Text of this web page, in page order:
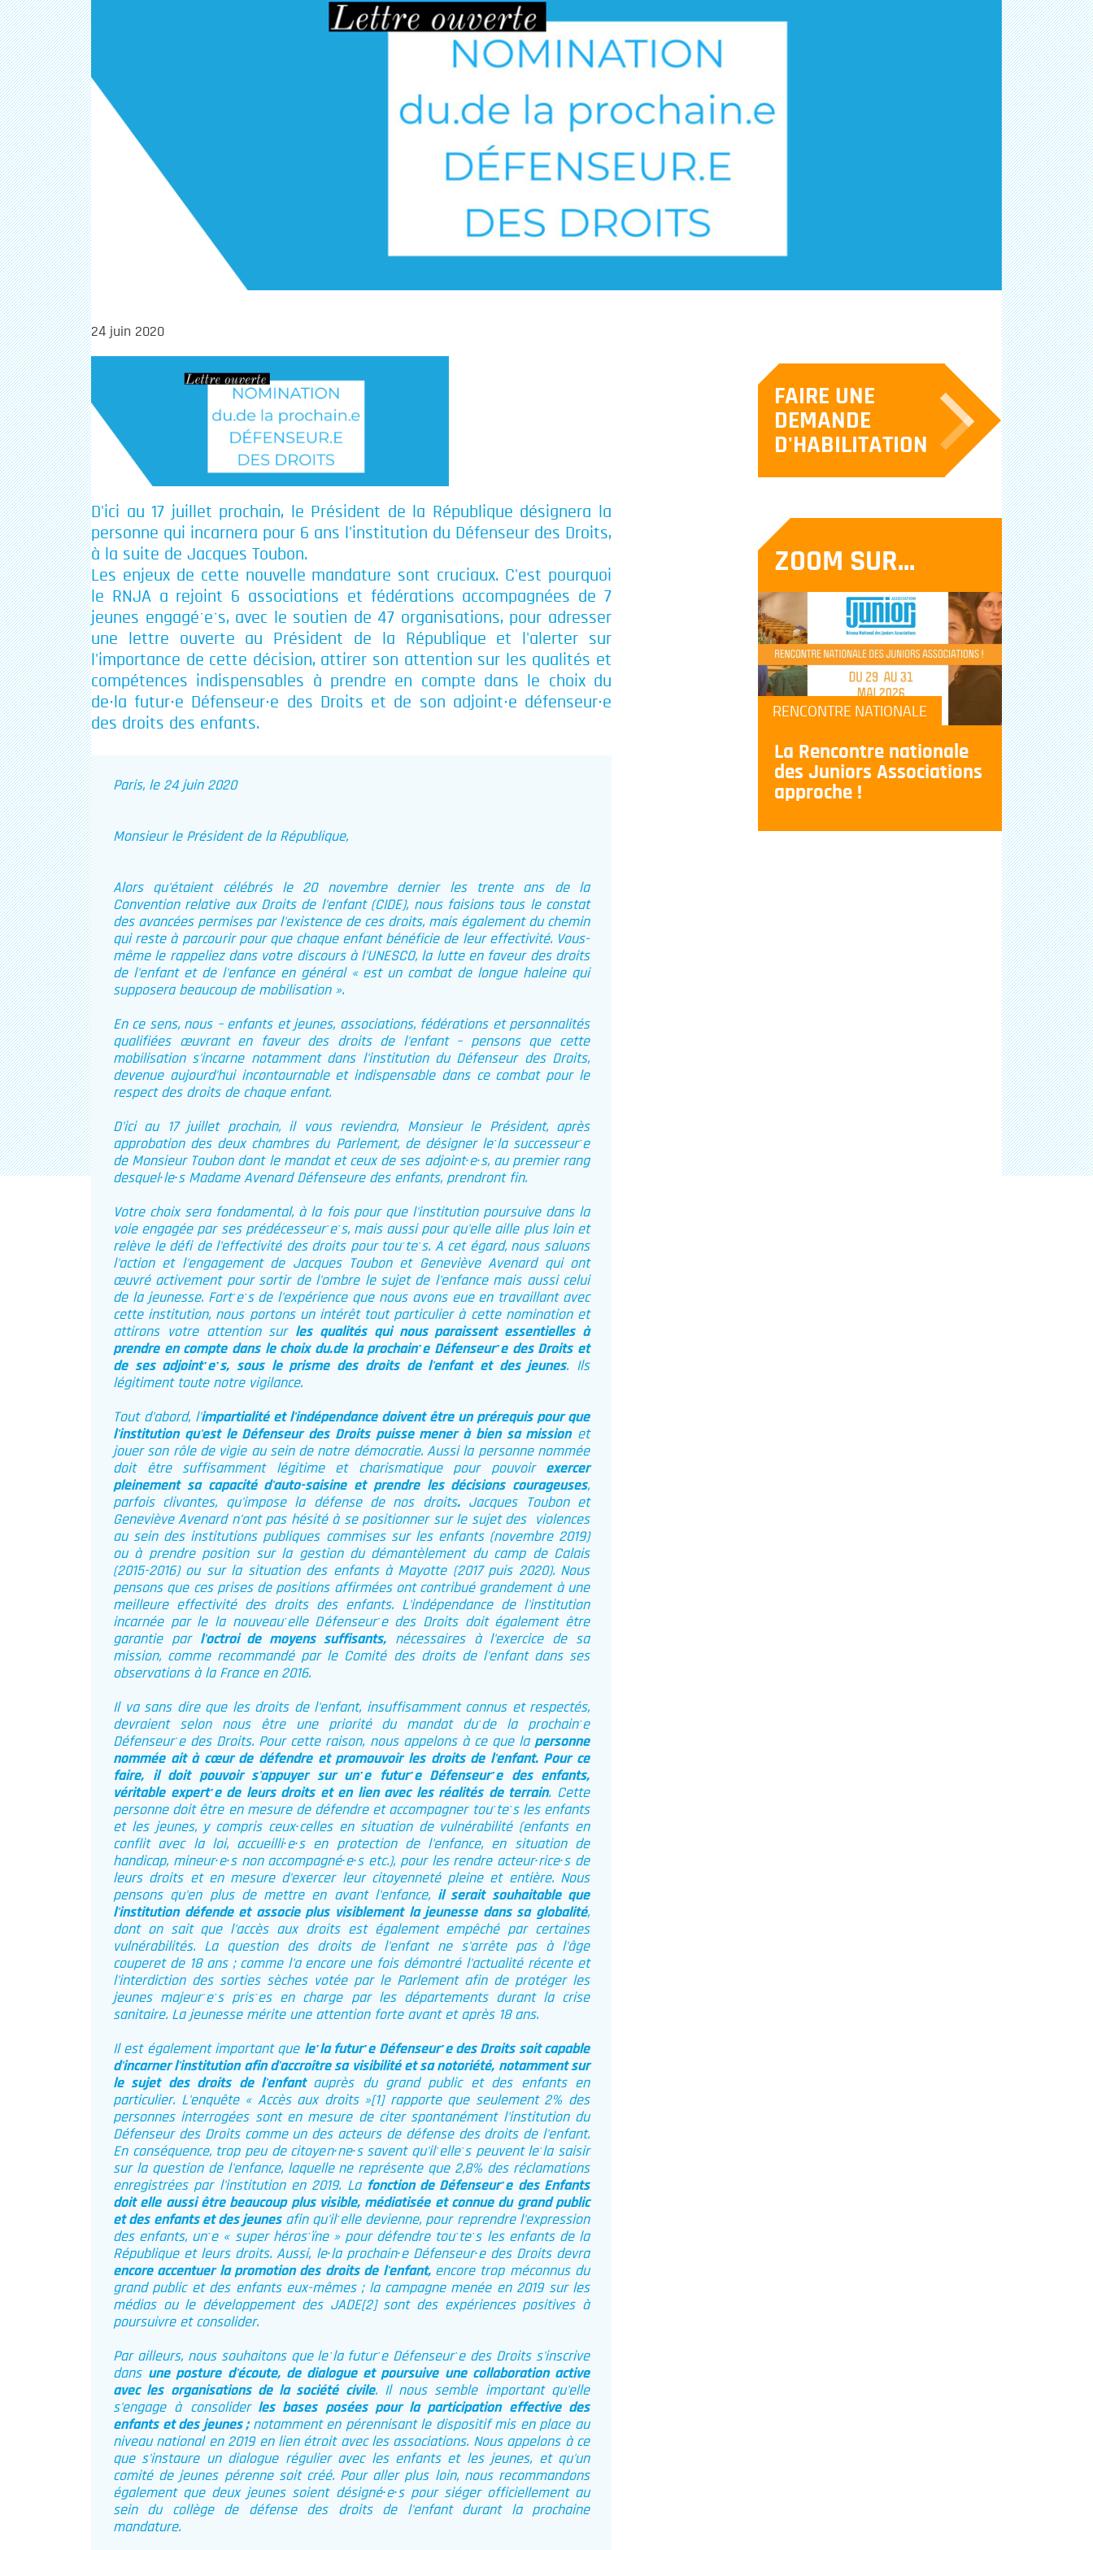
24 juin 2020
D'ici au 17 juillet prochain, le Président de la République désignera la
personne qui incarnera pour 6 ans l'institution du Défenseur des Droits,
à la suite de Jacques Toubon.
Les enjeux de cette nouvelle mandature sont cruciaux. C'est pourquoi
le RNJA a rejoint 6 associations et fédérations accompagnées de 7
jeunes engagéˑeˑs, avec le soutien de 47 organisations, pour adresser
une lettre ouverte au Président de la République et l'alerter sur
l'importance de cette décision, attirer son attention sur les qualités et
compétences indispensables à prendre en compte dans le choix du
de∙la futur∙e Défenseur∙e des Droits et de son adjoint∙e défenseur∙e
des droits des enfants.
Paris, le 24 juin 2020
Monsieur le Président de la République,
Alors qu'étaient célébrés le 20 novembre dernier les trente ans de la
Convention relative aux Droits de l'enfant (CIDE), nous faisions tous le constat
des avancées permises par l'existence de ces droits, mais également du chemin
qui reste à parcourir pour que chaque enfant bénéficie de leur effectivité. Vous-
même le rappeliez dans votre discours à l'UNESCO, la lutte en faveur des droits
de l'enfant et de l'enfance en général « est un combat de longue haleine qui
supposera beaucoup de mobilisation ».
En ce sens, nous – enfants et jeunes, associations, fédérations et personnalités
qualifiées œuvrant en faveur des droits de l'enfant – pensons que cette
mobilisation s'incarne notamment dans l'institution du Défenseur des Droits,
devenue aujourd'hui incontournable et indispensable dans ce combat pour le
respect des droits de chaque enfant.
D'ici au 17 juillet prochain, il vous reviendra, Monsieur le Président, après
approbation des deux chambres du Parlement, de désigner leˑla successeurˑe
de Monsieur Toubon dont le mandat et ceux de ses adjoint∙e∙s, au premier rang
desquel∙le∙s Madame Avenard Défenseure des enfants, prendront fin.
Votre choix sera fondamental, à la fois pour que l'institution poursuive dans la
voie engagée par ses prédécesseurˑeˑs, mais aussi pour qu'elle aille plus loin et
relève le défi de l'effectivité des droits pour touˑteˑs. A cet égard, nous saluons
l'action et l'engagement de Jacques Toubon et Geneviève Avenard qui ont
œuvré activement pour sortir de l'ombre le sujet de l'enfance mais aussi celui
de la jeunesse. Fortˑeˑs de l'expérience que nous avons eue en travaillant avec
cette institution, nous portons un intérêt tout particulier à cette nomination et
attirons votre attention sur les qualités qui nous paraissent essentielles à
prendre en compte dans le choix du.de la prochainˑe Défenseurˑe des Droits et
de ses adjointˑeˑs, sous le prisme des droits de l'enfant et des jeunes. Ils
légitiment toute notre vigilance.
Tout d'abord, l'impartialité et l'indépendance doivent être un prérequis pour que
l'institution qu'est le Défenseur des Droits puisse mener à bien sa missionet
jouer son rôle de vigie au sein de notre démocratie. Aussi la personne nommée
doit être suffisamment légitime et charismatique pour pouvoir exercer
pleinement sa capacité d'auto-saisine et prendre les décisions courageuses,
parfois clivantes, qu'impose la défense de nos droits.Jacques Toubon et
Geneviève Avenard n'ont pas hésité à se positionner sur le sujet des violences
au sein des institutions publiques commises sur les enfants (novembre 2019)
ou à prendre position sur la gestion du démantèlement du camp de Calais
(2015-2016) ou sur la situation des enfants à Mayotte (2017 puis 2020). Nous
pensons que ces prises de positions affirmées ont contribué grandement à une
meilleure effectivité des droits des enfants. L'indépendance de l'institution
incarnée par le la nouveauˑelle Défenseurˑe des Droits doit également être
garantie par l'octroi de moyens suffisants, nécessaires à l'exercice de sa
mission, comme recommandé par le Comité des droits de l'enfant dans ses
observations à la France en 2016.
Il va sans dire que les droits de l'enfant, insuffisamment connus et respectés,
devraient selon nous être une priorité du mandat duˑde la prochainˑe
Défenseurˑe des Droits. Pour cette raison, nous appelons à ce que la personne
nommée ait à cœur de défendre et promouvoir les droits de l'enfant. Pour ce
faire, il doit pouvoir s'appuyer sur unˑe futurˑe Défenseurˑe des enfants,
véritable expertˑe de leurs droits et en lien avec les réalités de terrain. Cette
personne doit être en mesure de défendre et accompagner touˑteˑs les enfants
et les jeunes, y compris ceux∙celles en situation de vulnérabilité (enfants en
conflit avec la loi, accueilli∙e∙s en protection de l'enfance, en situation de
handicap, mineur∙e∙s non accompagné∙e∙s etc.), pour les rendre acteur∙rice∙s de
leurs droits et en mesure d'exercer leur citoyenneté pleine et entière. Nous
pensons qu'en plus de mettre en avant l'enfance, il serait souhaitable que
l'institution défende et associe plus visiblement la jeunesse dans sa globalité,
dont on sait que l'accès aux droits est également empêché par certaines
vulnérabilités. La question des droits de l'enfant ne s'arrête pas à l'âge
couperet de 18 ans ; comme l'a encore une fois démontré l'actualité récente et
l'interdiction des sorties sèches votée par le Parlement afin de protéger les
jeunes majeurˑeˑs prisˑes en charge par les départements durant la crise
sanitaire. La jeunesse mérite une attention forte avant et après 18 ans.
Il est également important que leˑla futurˑe Défenseurˑe des Droits soit capable
d'incarner l'institution afin d'accroître sa visibilité et sa notoriété, notamment sur
le sujet des droits de l'enfant auprès du grand public et des enfants en
particulier. L'enquête « Accès aux droits »[1]rapporte que seulement 2% des
personnes interrogées sont en mesure de citer spontanément l'institution du
Défenseur des Droits comme un des acteurs de défense des droits de l'enfant.
En conséquence, trop peu de citoyen∙ne∙s savent qu'ilˑelleˑs peuvent leˑla saisir
sur la question de l'enfance, laquelle ne représente que 2,8% des réclamations
enregistrées par l'institution en 2019. La fonction de Défenseurˑe des Enfants
doit elle aussi être beaucoup plus visible, médiatisée et connue du grand public
et des enfants et des jeunes afin qu'ilˑelle devienne, pour reprendre l'expression
des enfants, unˑe « super hérosˑïne » pour défendre touˑteˑs les enfants de la
République et leurs droits. Aussi, le∙la prochain∙e Défenseur∙e des Droits devra
encore accentuer la promotion des droits de l'enfant, encore trop méconnus du
grand public et des enfants eux-mêmes ; la campagne menée en 2019 sur les
médias ou le développement des JADE[2]sont des expériences positives à
poursuivre et consolider.
Par ailleurs, nous souhaitons que leˑla futurˑe Défenseurˑe des Droits s'inscrive
dans une posture d'écoute, de dialogue et poursuive une collaboration active
avec les organisations de la société civile. Il nous semble important qu'elle
s'engage à consoliderles bases posées pour la participation effective des
enfants et des jeunes ; notamment en pérennisant le dispositif mis en place au
niveau national en 2019 en lien étroit avec les associations. Nous appelons à ce
que s'instaure un dialogue régulier avec les enfants et les jeunes, et qu'un
comité de jeunes pérenne soit créé. Pour aller plus loin, nous recommandons
également que deux jeunes soient désigné∙e∙s pour siéger officiellement au
sein du collège de défense des droits de l'enfant durant la prochaine
mandature.
FAIRE UNE
DEMANDE
D'HABILITATION
ZOOM SUR...
RENCONTRE NATIONALE
La Rencontre nationale
des Juniors Associations
approche !